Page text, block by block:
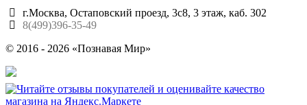
г.Москва, Остаповский проезд, 3с8, 3 этаж, каб. 302
8(499)396-35-49
© 2016 - 2026 «Познавая Мир»